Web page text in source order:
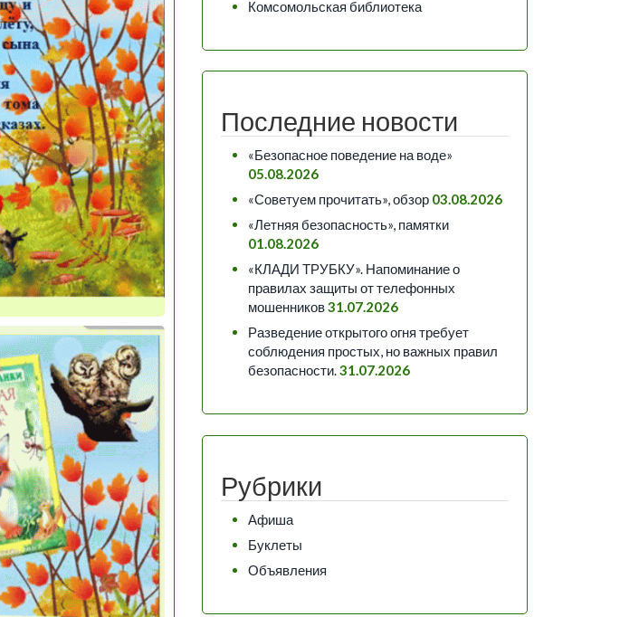
Комсомольская библиотека
Последние новости
«Безопасное поведение на воде»
05.08.2026
«Советуем прочитать», обзор 03.08.2026
«Летняя безопасность», памятки
01.08.2026
«КЛАДИ ТРУБКУ». Напоминание о
правилах защиты от телефонных
мошенников31.07.2026
Разведение открытого огня требует
соблюдения простых, но важных правил
безопасности.31.07.2026
Рубрики
Афиша
Буклеты
Объявления